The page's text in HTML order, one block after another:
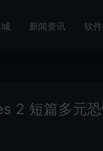
新闻资讯 软
2 短篇多元